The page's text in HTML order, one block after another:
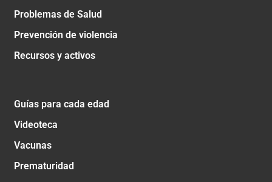
Problemas de Salud
Prevención de violencia
Recursos y activos
Guías para cada edad
Videoteca
Vacunas
Prematuridad